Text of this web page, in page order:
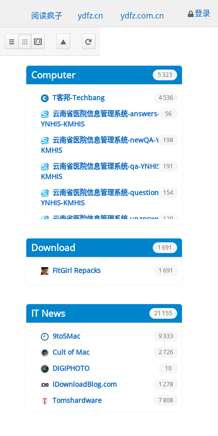
阅读疯子 ydfz.cn ydfz.com.cn 登录
Computer
T客邦-Techbang
云南省医院信息管理系统-answers-
YNHIS-KMHIS
云南省医院信息管理系统-newQA-YNHIS-
KMHIS
云南省医院信息管理系统-qa-YNHIS-
KMHIS
云南省医院信息管理系统-questions-
YNHIS-KMHIS
云南省医院信息管理系统-unanswered-
月光博客-yeguangBoog
Download
FitGirl Repacks
IT News
9to5Mac
Cult of Mac
DIGIPHOTO
iDownloadBlog.com
Tomshardware